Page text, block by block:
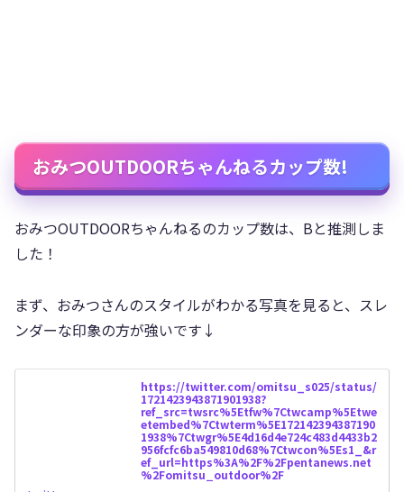
おみつOUTDOORちゃんねるカップ数!
おみつOUTDOORちゃんねるのカップ数は、Bと推測しま
した！
まず、おみつさんのスタイルがわかる写真を見ると、スレ
ンダーな印象の方が強いです↓
https://twitter.com/omitsu_s025/status/
1721423943871901938?
ref_src=twsrc%5Etfw%7Ctwcamp%5Etwe
etembed%7Ctwterm%5E172142394387190
1938%7Ctwgr%5E4d16d4e724c483d4433b2
956fcfc6ba549810d68%7Ctwcon%5Es1_&r
ef_url=https%3A%2F%2Fpentanews.net
%2Fomitsu_outdoor%2F